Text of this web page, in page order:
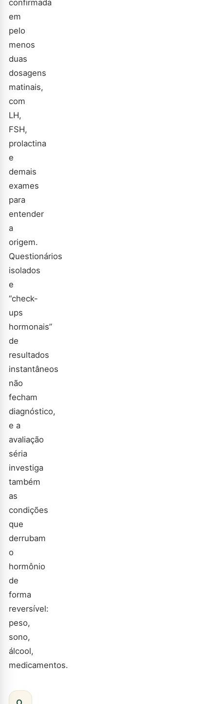
confirmada
em
pelo
menos
duas
dosagens
matinais,
com
LH,
FSH,
prolactina
e
demais
exames
para
entender
a
origem.
Questionários
isolados
e
“check-
ups
hormonais”
de
resultados
instantâneos
não
fecham
diagnóstico,
e a
avaliação
séria
investiga
também
as
condições
que
derrubam
o
hormônio
de
forma
reversível:
peso,
sono,
álcool,
medicamentos.